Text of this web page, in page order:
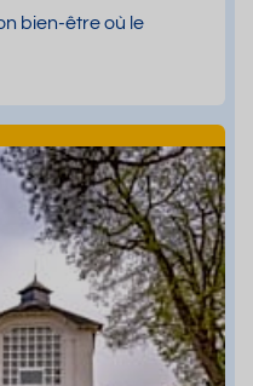
bien-être où le